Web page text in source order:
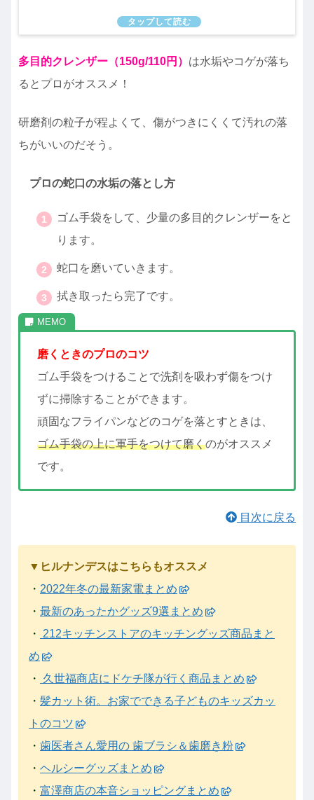
多目的クレンザー（150g/110円） は水垢やコゲが落ち
るとプロがオススメ！
研磨剤の粒子が程よくて、傷がつきにくくて汚れの落
ちがいいのだそう。
プロの蛇口の水垢の落とし方
ゴム手袋をして、少量の多目的クレンザーをと
ります。
蛇口を磨いていきます。
拭き取ったら完了です。
磨くときのプロのコツ
ゴム手袋をつけることで洗剤を吸わず傷をつけ
ずに掃除することができます。
頑固なフライパンなどのコゲを落とすときは、
ゴム手袋の上に軍手をつけて磨くのがオススメ
です。
目次に戻る
▼ヒルナンデスはこちらもオススメ
・ 2022年冬の最新家電まとめ
・ 最新のあったかグッズ9選まとめ
・
212キッチンストアのキッチングッズ商品まと
め
・
久世福商店にドケチ隊が行く商品まとめ
・ 髪カット術。お家でできる子どものキッズカッ
トのコツ
・ 歯医者さん愛用の 歯ブラシ＆歯磨き粉
・ ヘルシーグッズまとめ
・ 富澤商店の本音ショッピングまとめ